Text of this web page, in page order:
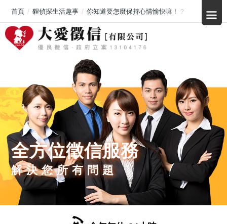
全方位徵信服務
解決您所有問題
首頁 貍偵探生活趣事 你知道要怎麼保持心情愉快嘛！？